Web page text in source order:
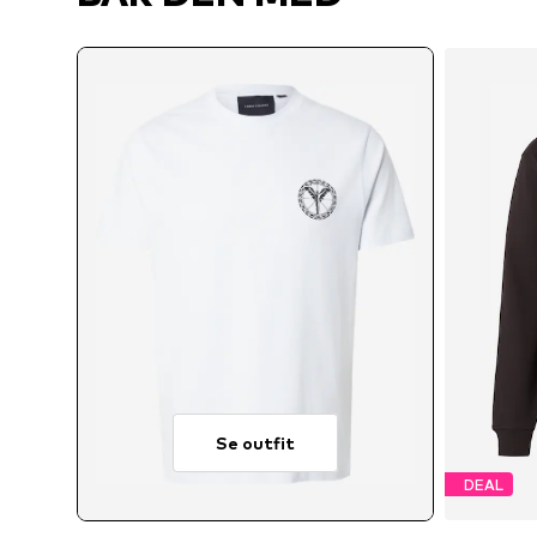
Se outfit
DEAL